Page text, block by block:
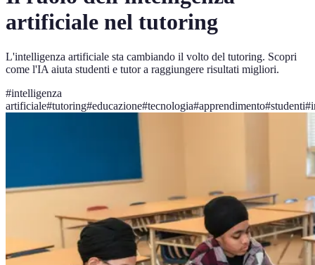
artificiale nel tutoring
L'intelligenza artificiale sta cambiando il volto del tutoring. Scopri
come l'IA aiuta studenti e tutor a raggiungere risultati migliori.
#intelligenza
artificiale#tutoring#educazione#tecnologia#apprendimento#studenti#